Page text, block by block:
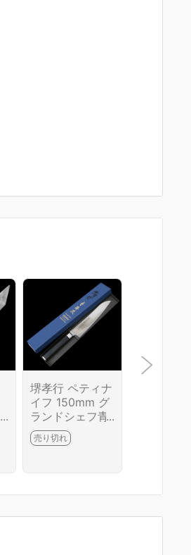
堺孝行 ペティナ
イフ 150mm グ
ランドシェフ青
海波 箱付 KN02
-B6688-2L3A
売り切れ